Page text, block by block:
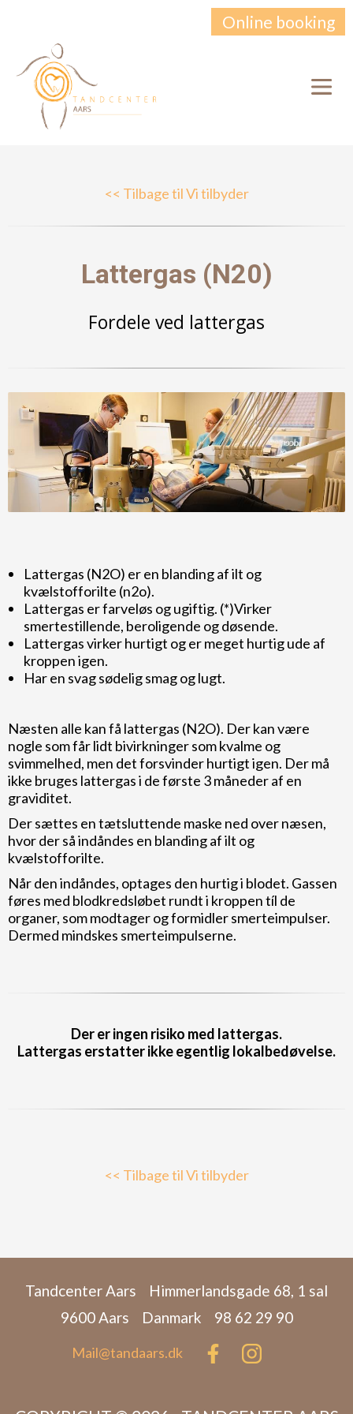
Online booking
<< Tilbage til Vi tilbyder
Lattergas (N20)
Fordele ved lattergas
Lattergas (N2O) er en blanding af ilt og
kvælstofforilte (n2o).
Lattergas er farveløs og ugiftig. (*)Virker
smertestillende, beroligende og døsende.
Lattergas virker hurtigt og er meget hurtig ude af
kroppen igen.
Har en svag sødelig smag og lugt.
Næsten alle kan få lattergas (N2O). Der kan være
nogle som får lidt bivirkninger som kvalme og
svimmelhed, men det forsvinder hurtigt igen. Der må
ikke bruges lattergas i de første 3 måneder af en
graviditet.
Der sættes en tætsluttende maske ned over næsen,
hvor der så indåndes en blanding af ilt og
kvælstofforilte.
Når den indåndes, optages den hurtig i blodet. Gassen
føres med blodkredsløbet rundt i kroppen tíl de
organer, som modtager og formidler smerteimpulser.
Dermed mindskes smerteimpulserne.
Der er ingen risiko med lattergas.
Lattergas erstatter ikke egentlig lokalbedøvelse.
<< Tilbage til Vi tilbyder
Tandcenter Aars
Himmerlandsgade 68, 1 sal
9600 Aars
Danmark 98 62 29 90
Mail@tandaars.dk